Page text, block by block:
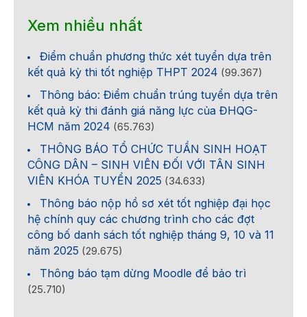
Xem nhiều nhất
Điểm chuẩn phương thức xét tuyển dựa trên
kết quả kỳ thi tốt nghiệp THPT 2024 (99.367)
Thông báo: Điểm chuẩn trúng tuyển dựa trên
kết quả kỳ thi đánh giá năng lực của ĐHQG-
HCM năm 2024 (65.763)
THÔNG BÁO TỔ CHỨC TUẦN SINH HOẠT
CÔNG DÂN – SINH VIÊN ĐỐI VỚI TÂN SINH
VIÊN KHÓA TUYỂN 2025 (34.633)
Thông báo nộp hồ sơ xét tốt nghiệp đại học
hệ chính quy các chương trình cho các đợt
công bố danh sách tốt nghiệp tháng 9, 10 và 11
năm 2025 (29.675)
Thông báo tạm dừng Moodle để bảo trì
(25.710)